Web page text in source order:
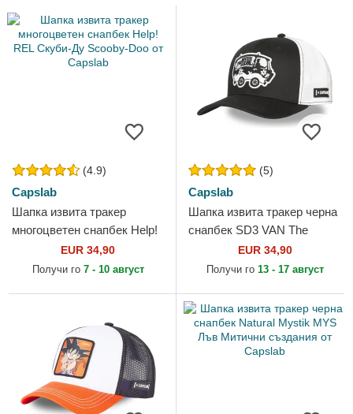
(4.9)
Capslab
Шапка извита тракер
многоцветен снапбек Help!
REL Скуби-Ду Scooby-Doo
от Capslab
EUR 34,90
Получи го 7 - 10 август
(5)
Capslab
Шапка извита тракер черна
снапбек SD3 VAN The
Mystery Machine Scooby-
Doo от Capslab
EUR 34,90
Получи го 13 - 17 август